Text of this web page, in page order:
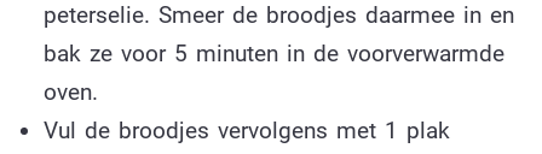
peterselie. Smeer de broodjes daarmee in en
bak ze voor 5 minuten in de voorverwarmde
oven.
Vul de broodjes vervolgens met 1 plak